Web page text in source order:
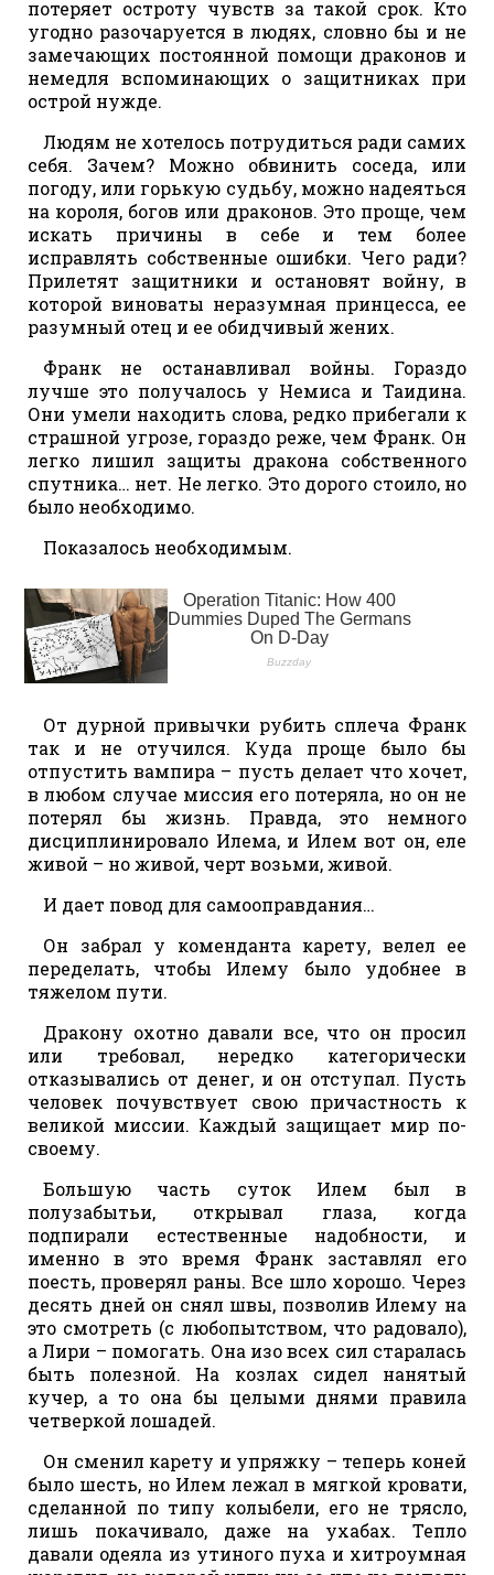
потеряет остроту чувств за такой срок. Кто
угодно разочаруется в людях, словно бы и не
замечающих постоянной помощи драконов и
немедля вспоминающих о защитниках при
острой нужде.
Людям не хотелось потрудиться ради самих
себя. Зачем? Можно обвинить соседа, или
погоду, или горькую судьбу, можно надеяться
на короля, богов или драконов. Это проще, чем
искать причины в себе и тем более
исправлять собственные ошибки. Чего ради?
Прилетят защитники и остановят войну, в
которой виноваты неразумная принцесса, ее
разумный отец и ее обидчивый жених.
Франк не останавливал войны. Гораздо
лучше это получалось у Немиса и Таидина.
Они умели находить слова, редко прибегали к
страшной угрозе, гораздо реже, чем Франк. Он
легко лишил защиты дракона собственного
спутника… нет. Не легко. Это дорого стоило, но
было необходимо.
Показалось необходимым.
От дурной привычки рубить сплеча Франк
так и не отучился. Куда проще было бы
отпустить вампира – пусть делает что хочет,
в любом случае миссия его потеряла, но он не
потерял бы жизнь. Правда, это немного
дисциплинировало Илема, и Илем вот он, еле
живой – но живой, черт возьми, живой.
И дает повод для самооправдания…
Он забрал у коменданта карету, велел ее
переделать, чтобы Илему было удобнее в
тяжелом пути.
Дракону охотно давали все, что он просил
или требовал, нередко категорически
отказывались от денег, и он отступал. Пусть
человек почувствует свою причастность к
великой миссии. Каждый защищает мир по-
своему.
Большую часть суток Илем был в
полузабытьи, открывал глаза, когда
подпирали естественные надобности, и
именно в это время Франк заставлял его
поесть, проверял раны. Все шло хорошо. Через
десять дней он снял швы, позволив Илему на
это смотреть (с любопытством, что радовало),
а Лири – помогать. Она изо всех сил старалась
быть полезной. На козлах сидел нанятый
кучер, а то она бы целыми днями правила
четверкой лошадей.
Он сменил карету и упряжку – теперь коней
было шесть, но Илем лежал в мягкой кровати,
сделанной по типу колыбели, его не трясло,
лишь покачивало, даже на ухабах. Тепло
давали одеяла из утиного пуха и хитроумная